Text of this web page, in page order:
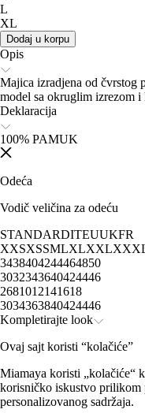
L
XL
Dodaj u korpu
Opis
Majica izradjena od čvrstog
model sa okruglim izrezom
Deklaracija
100% PAMUK
Odeća
Vodič veličina za odeću
STANDARDITEUUKFR
XXSXSSMLXLXXL
3438404244464850
3032343640424446
2681012141618
3034363840424446
Kompletirajte look
Ovaj sajt koristi “kolačiće”
Miamaya koristi „kolačiće“
korisničko iskustvo prilikom
personalizovanog sadržaja.